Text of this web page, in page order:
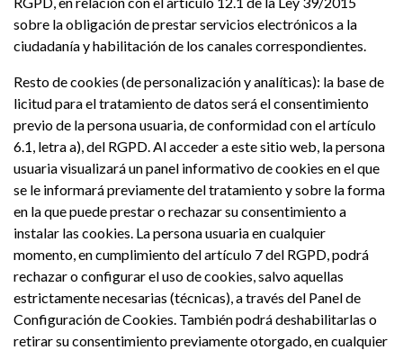
sobre la obligación de prestar servicios electrónicos a la
ciudadanía y habilitación de los canales correspondientes.
Resto de cookies (de personalización y analíticas): la base de
licitud para el tratamiento de datos será el consentimiento
previo de la persona usuaria, de conformidad con el artículo
6.1, letra a), del RGPD. Al acceder a este sitio web, la persona
usuaria visualizará un panel informativo de cookies en el que
se le informará previamente del tratamiento y sobre la forma
en la que puede prestar o rechazar su consentimiento a
instalar las cookies. La persona usuaria en cualquier
momento, en cumplimiento del artículo 7 del RGPD, podrá
rechazar o configurar el uso de cookies, salvo aquellas
estrictamente necesarias (técnicas), a través del Panel de
Configuración de Cookies. También podrá deshabilitarlas o
retirar su consentimiento previamente otorgado, en cualquier